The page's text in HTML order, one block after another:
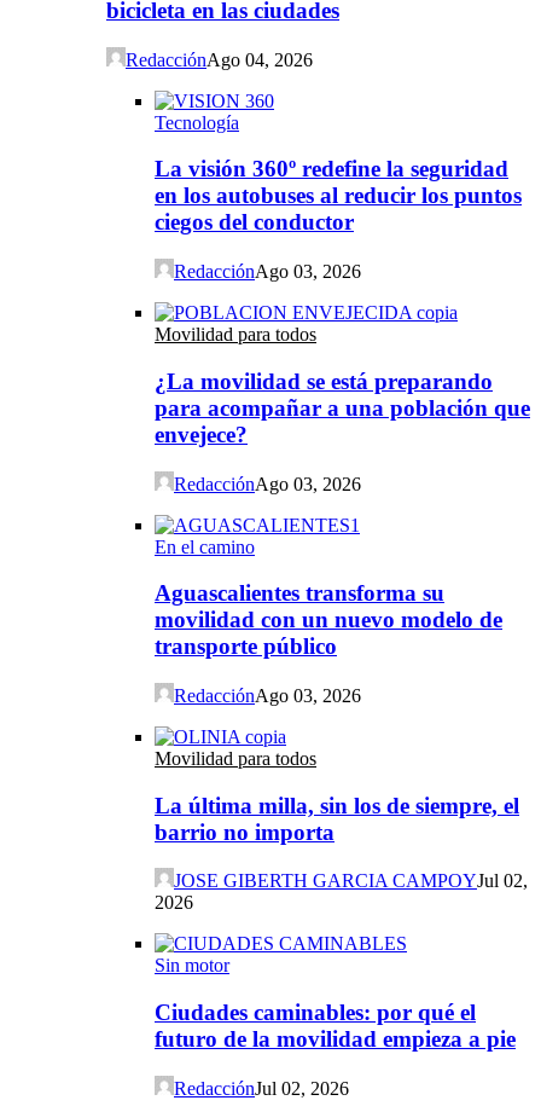
bicicleta en las ciudades
RedacciónAgo 04, 2026
Tecnología
La visión 360º redefine la seguridad
en los autobuses al reducir los puntos
ciegos del conductor
RedacciónAgo 03, 2026
Movilidad para todos
¿La movilidad se está preparando
para acompañar a una población que
envejece?
RedacciónAgo 03, 2026
En el camino
Aguascalientes transforma su
movilidad con un nuevo modelo de
transporte público
RedacciónAgo 03, 2026
Movilidad para todos
La última milla, sin los de siempre, el
barrio no importa
JOSE GIBERTH GARCIA CAMPOYJul 02,
2026
Sin motor
Ciudades caminables: por qué el
futuro de la movilidad empieza a pie
RedacciónJul 02, 2026